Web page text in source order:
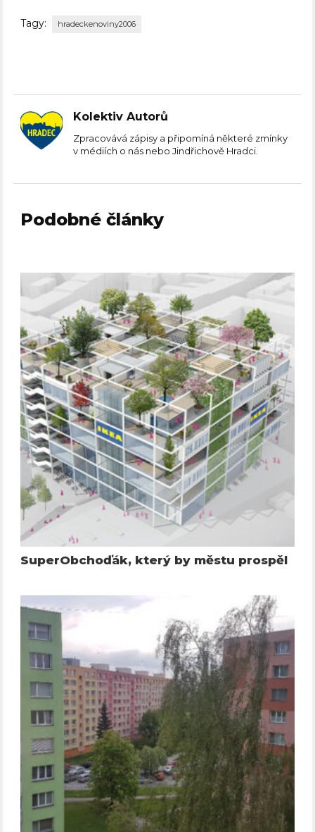
Tagy: hradeckenoviny2006
Kolektiv Autorů
Zpracovává zápisy a připomíná některé zmínky
v médiích o nás nebo Jindřichově Hradci.
Podobné články
SuperObchoďák, který by městu prospěl